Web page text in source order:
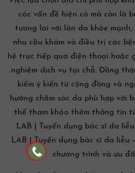
các vấn đề hiện có mà còn là
tương lai với làn da khỏe
nhu cầu khám và điều trị các
hệ trực tiếp qua điện thoại hoặc
nghiệm dịch vụ tại chỗ. Đồng
kiếm ý kiến từ cộng đồng và
hướng chăm sóc da phù hợp với
thể tham khảo thêm thông tin
LAB | Tuyển dụng bác sĩ da
LAB | Tuyển dụng bác sĩ da liễu –
chương trình và ưu